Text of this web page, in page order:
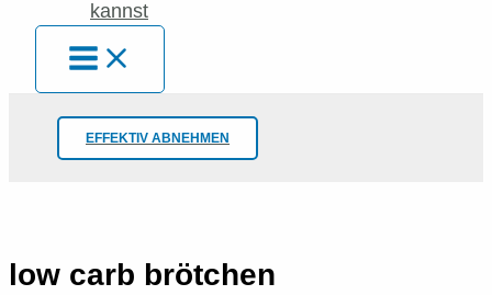
EFFEKTIV ABNEHMEN
low carb brötchen